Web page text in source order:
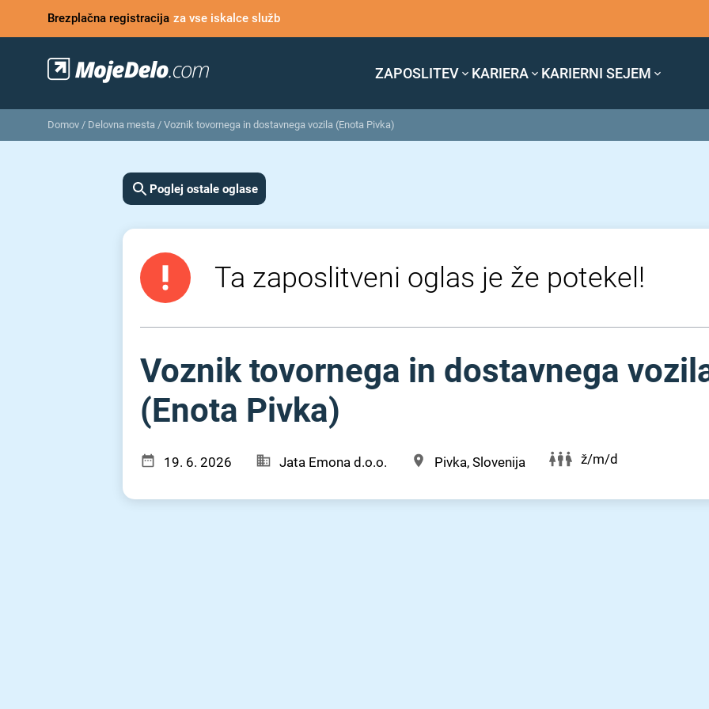
Brezplačna registracija za vse iskalce služb
ZAPOSLITEV KARIERA KARIERNI SEJEM
Domov / Delovna mesta / Voznik tovornega in dostavnega vozila (Enota Pivka)
Poglej ostale oglase
Ta zaposlitveni oglas je že potekel!
Voznik tovornega in dostavnega
(Enota Pivka)
19. 6. 2026 Jata Emona d.o.o. Pivka, Slovenija ž/m/d